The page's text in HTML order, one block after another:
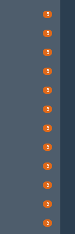
5
5
5
5
5
5
5
5
5
5
5
5